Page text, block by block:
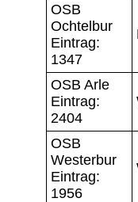
OSB
Ochtelbur
Eintrag:
1347
OSB Arle
Eintrag:
2404
OSB
Westerbur
Eintrag:
1956